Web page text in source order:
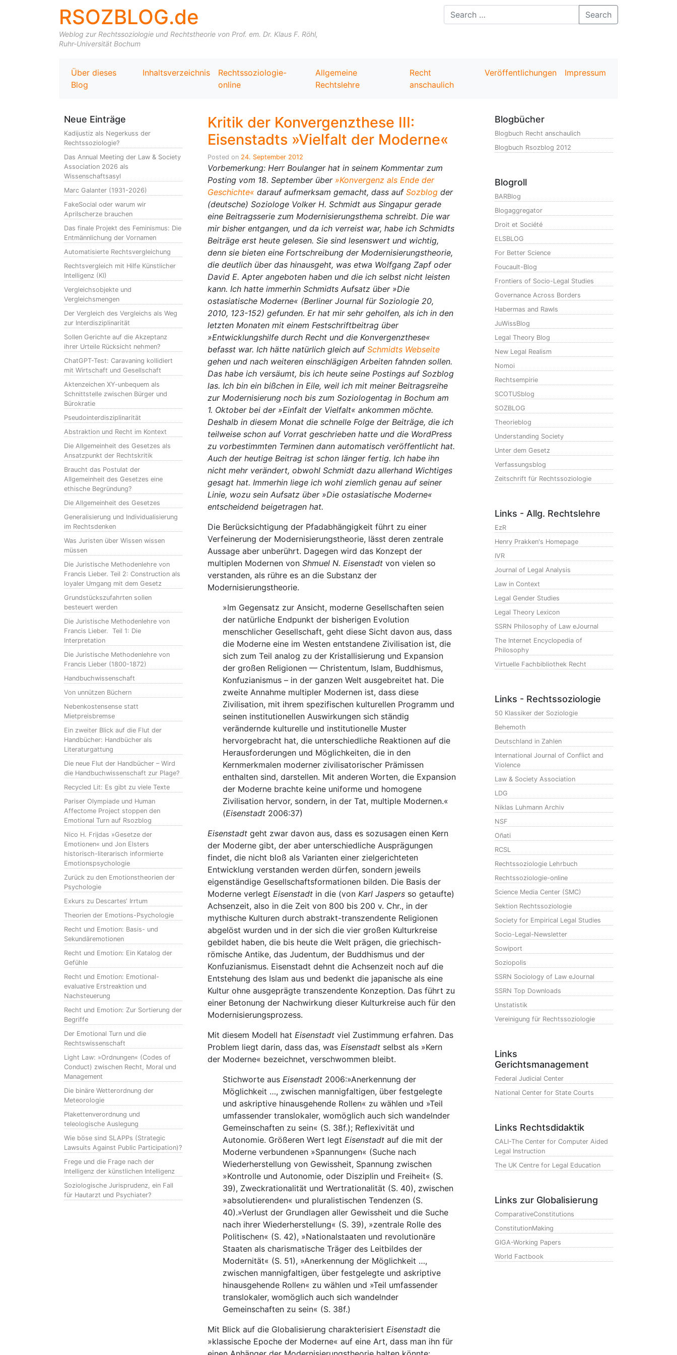
RSOZBLOG.de
Weblog zur Rechtssoziologie und Rechtstheorie von Prof. em. Dr. Klaus F. Röhl,
Ruhr-Universität Bochum
Search
Über dieses
Blog
Inhaltsverzeichnis
Rechtssoziologie-
online
Allgemeine
Rechtslehre
Recht
anschaulich
Veröffentlichungen Impressum
Neue Einträge
Kadijustiz als Negerkuss der
Rechtssoziologie?
Das Annual Meeting der Law & Society
Association 2026 als
Wissenschaftsasyl
Marc Galanter (1931-2026)
FakeSocial oder warum wir
Aprilscherze brauchen
Das finale Projekt des Feminismus: Die
Entmännlichung der Vornamen
Automatisierte Rechtsvergleichung
Rechtsvergleich mit Hilfe Künstlicher
Intelligenz (KI)
Vergleichsobjekte und
Vergleichsmengen
Der Vergleich des Vergleichs als Weg
zur Interdisziplinarität
Sollen Gerichte auf die Akzeptanz
ihrer Urteile Rücksicht nehmen?
ChatGPT-Test: Caravaning kollidiert
mit Wirtschaft und Gesellschaft
Aktenzeichen XY-unbequem als
Schnittstelle zwischen Bürger und
Bürokratie
Pseudointerdisziplinarität
Abstraktion und Recht im Kontext
Die Allgemeinheit des Gesetzes als
Ansatzpunkt der Rechtskritik
Braucht das Postulat der
Allgemeinheit des Gesetzes eine
ethische Begründung?
Die Allgemeinheit des Gesetzes
Generalisierung und Individualisierung
im Rechtsdenken
Was Juristen über Wissen wissen
müssen
Die Juristische Methodenlehre von
Francis Lieber. Teil 2: Construction als
loyaler Umgang mit dem Gesetz
Grundstückszufahrten sollen
besteuert werden
Die Juristische Methodenlehre von
Francis Lieber. Teil 1: Die
Interpretation
Die Juristische Methodenlehre von
Francis Lieber (1800-1872)
Handbuchwissenschaft
Von unnützen Büchern
Nebenkostensense statt
Mietpreisbremse
Ein zweiter Blick auf die Flut der
Handbücher: Handbücher als
Literaturgattung
Die neue Flut der Handbücher – Wird
die Handbuchwissenschaft zur Plage?
Recycled Lit: Es gibt zu viele Texte
Pariser Olympiade und Human
Affectome Project stoppen den
Emotional Turn auf Rsozblog
Nico H. Frijdas »Gesetze der
Emotionen« und Jon Elsters
historisch-literarisch informierte
Emotionspsychologie
Zurück zu den Emotionstheorien der
Psychologie
Exkurs zu Descartes‘ Irrtum
Theorien der Emotions-Psychologie
Recht und Emotion: Basis- und
Sekundäremotionen
Recht und Emotion: Ein Katalog der
Gefühle
Recht und Emotion: Emotional-
evaluative Erstreaktion und
Nachsteuerung
Recht und Emotion: Zur Sortierung der
Begriffe
Der Emotional Turn und die
Rechtswissenschaft
Light Law: »Ordnungen« (Codes of
Conduct) zwischen Recht, Moral und
Management
Die binäre Wetterordnung der
Meteorologie
Plakettenverordnung und
teleologische Auslegung
Wie böse sind SLAPPs (Strategic
Lawsuits Against Public Participation)?
Frege und die Frage nach der
Intelligenz der künstlichen Intelligenz
Soziologische Jurisprudenz, ein Fall
für Hautarzt und Psychiater?
Kritik der Konvergenzthese III:
Eisenstadts »Vielfalt der Moderne«
Posted on 24. September 2012
Vorbemerkung: Herr Boulanger hat in seinem Kommentar zum
Posting vom 18. September über »Konvergenz als Ende der
Geschichte« darauf aufmerksam gemacht, dass auf Sozblog der
(deutsche) Soziologe Volker H. Schmidt aus Singapur gerade
eine Beitragsserie zum Modernisierungsthema schreibt. Die war
mir bisher entgangen, und da ich verreist war, habe ich Schmidts
Beiträge erst heute gelesen. Sie sind lesenswert und wichtig,
denn sie bieten eine Fortschreibung der Modernisierungstheorie,
die deutlich über das hinausgeht, was etwa Wolfgang Zapf oder
David E. Apter angeboten haben und die ich selbst nicht leisten
kann. Ich hatte immerhin Schmidts Aufsatz über »Die
ostasiatische Moderne« (Berliner Journal für Soziologie 20,
2010, 123-152) gefunden. Er hat mir sehr geholfen, als ich in den
letzten Monaten mit einem Festschriftbeitrag über
»Entwicklungshilfe durch Recht und die Konvergenzthese«
befasst war. Ich hätte natürlich gleich auf Schmidts Webseite
gehen und nach weiteren einschlägigen Arbeiten fahnden sollen.
Das habe ich versäumt, bis ich heute seine Postings auf Sozblog
las. Ich bin ein bißchen in Eile, weil ich mit meiner Beitragsreihe
zur Modernisierung noch bis zum Soziologentag in Bochum am
1. Oktober bei der »Einfalt der Vielfalt« ankommen möchte.
Deshalb in diesem Monat die schnelle Folge der Beiträge, die ich
teilweise schon auf Vorrat geschrieben hatte und die WordPress
zu vorbestimmten Terminen dann automatisch veröffentlicht hat.
Auch der heutige Beitrag ist schon länger fertig. Ich habe ihn
nicht mehr verändert, obwohl Schmidt dazu allerhand Wichtiges
gesagt hat. Immerhin liege ich wohl ziemlich genau auf seiner
Linie, wozu sein Aufsatz über »Die ostasiatische Moderne«
entscheidend beigetragen hat.
Die Berücksichtigung der Pfadabhängigkeit führt zu einer
Verfeinerung der Modernisierungstheorie, lässt deren zentrale
Aussage aber unberührt. Dagegen wird das Konzept der
multiplen Modernen von Shmuel N. Eisenstadt von vielen so
verstanden, als rühre es an die Substanz der
Modernisierungstheorie.
»Im Gegensatz zur Ansicht, moderne Gesellschaften seien
der natürliche Endpunkt der bisherigen Evolution
menschlicher Gesellschaft, geht diese Sicht davon aus, dass
die Moderne eine im Westen entstandene Zivilisation ist, die
sich zum Teil analog zu der Kristallisierung und Expansion
der großen Religionen — Christentum, Islam, Buddhismus,
Konfuzianismus – in der ganzen Welt ausgebreitet hat. Die
zweite Annahme multipler Modernen ist, dass diese
Zivilisation, mit ihrem spezifischen kulturellen Programm und
seinen institutionellen Auswirkungen sich ständig
verändernde kulturelle und institutionelle Muster
hervorgebracht hat, die unterschiedliche Reaktionen auf die
Herausforderungen und Möglichkeiten, die in den
Kernmerkmalen moderner zivilisatorischer Prämissen
enthalten sind, darstellen. Mit anderen Worten, die Expansion
der Moderne brachte keine uniforme und homogene
Zivilisation hervor, sondern, in der Tat, multiple Modernen.«
(Eisenstadt 2006:37)
Eisenstadt geht zwar davon aus, dass es sozusagen einen Kern
der Moderne gibt, der aber unterschiedliche Ausprägungen
findet, die nicht bloß als Varianten einer zielgerichteten
Entwicklung verstanden werden dürfen, sondern jeweils
eigenständige Gesellschaftsformationen bilden. Die Basis der
Moderne verlegt Eisenstadt in die (von Karl Jaspers so getaufte)
Achsenzeit, also in die Zeit von 800 bis 200 v. Chr., in der
mythische Kulturen durch abstrakt-transzendente Religionen
abgelöst wurden und in der sich die vier großen Kulturkreise
gebildet haben, die bis heute die Welt prägen, die griechisch-
römische Antike, das Judentum, der Buddhismus und der
Konfuzianismus. Eisenstadt dehnt die Achsenzeit noch auf die
Entstehung des Islam aus und bedenkt die japanische als eine
Kultur ohne ausgeprägte transzendente Konzeption. Das führt zu
einer Betonung der Nachwirkung dieser Kulturkreise auch für den
Modernisierungsprozess.
Mit diesem Modell hat Eisenstadt viel Zustimmung erfahren. Das
Problem liegt darin, dass das, was Eisenstadt selbst als »Kern
der Moderne« bezeichnet, verschwommen bleibt.
Stichworte aus Eisenstadt 2006:»Anerkennung der
Möglichkeit …, zwischen mannigfaltigen, über festgelegte
und askriptive hinausgehende Rollen« zu wählen und »Teil
umfassender translokaler, womöglich auch sich wandelnder
Gemeinschaften zu sein« (S. 38f.); Reflexivität und
Autonomie. Größeren Wert legt Eisenstadt auf die mit der
Moderne verbundenen »Spannungen« (Suche nach
Wiederherstellung von Gewissheit, Spannung zwischen
»Kontrolle und Autonomie, oder Disziplin und Freiheit« (S.
39), Zweckrationalität und Wertrationalität (S. 40), zwischen
»absolutierenden« und pluralistischen Tendenzen (S.
40).»Verlust der Grundlagen aller Gewissheit und die Suche
nach ihrer Wiederherstellung« (S. 39), »zentrale Rolle des
Politischen« (S. 42), »Nationalstaaten und revolutionäre
Staaten als charismatische Träger des Leitbildes der
Modernität« (S. 51), »Anerkennung der Möglichkeit …,
zwischen mannigfaltigen, über festgelegte und askriptive
hinausgehende Rollen« zu wählen und »Teil umfassender
translokaler, womöglich auch sich wandelnder
Gemeinschaften zu sein« (S. 38f.)
Mit Blick auf die Globalisierung charakterisiert Eisenstadt die
»klassische Epoche der Moderne« auf eine Art, dass man ihn für
Blogbücher
Blogbuch Recht anschaulich
Blogbuch Rsozblog 2012
Blogroll
BARBlog
Blogaggregator
Droit et Société
ELSBLOG
For Better Science
Foucault-Blog
Frontiers of Socio-Legal Studies
Governance Across Borders
Habermas and Rawls
JuWissBlog
Legal Theory Blog
New Legal Realism
Nomoi
Rechtsempirie
SCOTUSblog
SOZBLOG
Theorieblog
Understanding Society
Unter dem Gesetz
Verfassungsblog
Zeitschrift für Rechtssoziologie
Links - Allg. Rechtslehre
EzR
Henry Prakken's Homepage
IVR
Journal of Legal Analysis
Law in Context
Legal Gender Studies
Legal Theory Lexicon
SSRN Philosophy of Law eJournal
The Internet Encyclopedia of
Philosophy
Virtuelle Fachbibliothek Recht
Links - Rechtssoziologie
50 Klassiker der Soziologie
Behemoth
Deutschland in Zahlen
International Journal of Conflict and
Violence
Law & Society Association
LDG
Niklas Luhmann Archiv
NSF
Oñati
RCSL
Rechtssoziologie Lehrbuch
Rechtssoziologie-online
Science Media Center (SMC)
Sektion Rechtssoziologie
Society for Empirical Legal Studies
Socio-Legal-Newsletter
Sowiport
Soziopolis
SSRN Sociology of Law eJournal
SSRN Top Downloads
Unstatistik
Vereinigung für Rechtssoziologie
Links
Gerichtsmanagement
Federal Judicial Center
National Center for State Courts
Links Rechtsdidaktik
CALI-The Center for Computer Aided
Legal Instruction
The UK Centre for Legal Education
Links zur Globalisierung
ComparativeConstitutions
ConstitutionMaking
GIGA-Working Papers
World Factbook